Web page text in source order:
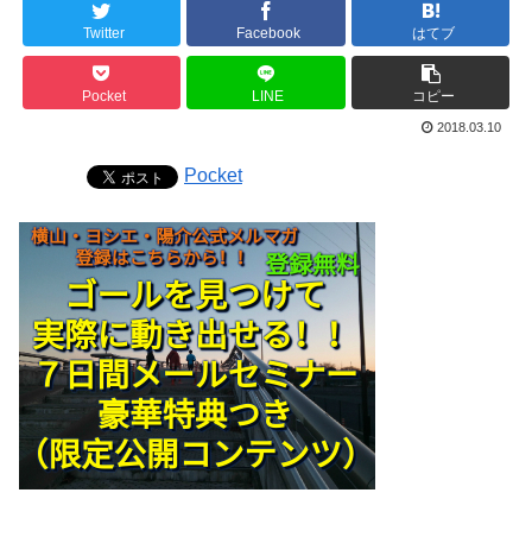
Twitter Facebook はてブ
Pocket LINE コピー
2018.03.10
Pocket